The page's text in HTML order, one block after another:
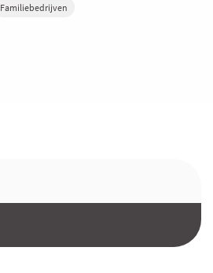
Familiebedrijven